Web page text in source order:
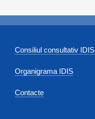
Consiliul consultativ IDIS
Organigrama IDIS
Contacte